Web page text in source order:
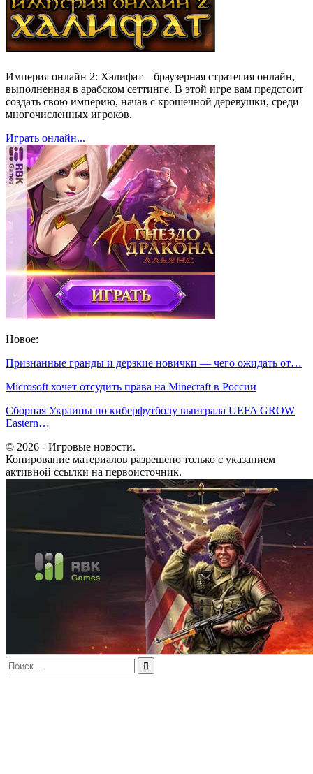
Империя онлайн 2: Халифат – браузерная стратегия онлайн,
выполненная в арабском сеттинге. В этой игре вам предстоит
создать свою империю, начав с крошечной деревушки, среди
многочисленных игроков.
Играть онлайн...
Новое:
Признанные гранды и дерзкие новички — чего ожидать от…
Microsoft хочет отсудить права на Minecraft в России
Сборная Украины по киберфутболу выиграла UEFA GROW
Eastern…
© 2026 - Игровые новости.
Копирование материалов разрешено только с указанием
активной ссылки на первоисточник.